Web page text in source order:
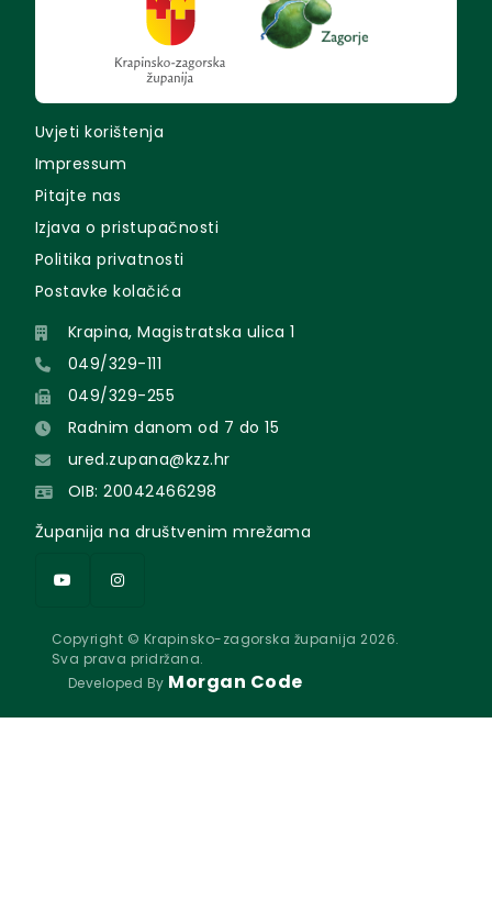
Uvjeti korištenja
Impressum
Pitajte nas
Izjava o pristupačnosti
Politika privatnosti
Postavke kolačića
Krapina, Magistratska ulica 1
049/329-111
049/329-255
Radnim danom od 7 do 15
ured.zupana@kzz.hr
OIB: 20042466298
Županija na društvenim mrežama
Copyright © Krapinsko-zagorska županija 2026.
Sva prava pridržana.
Developed By Morgan Code